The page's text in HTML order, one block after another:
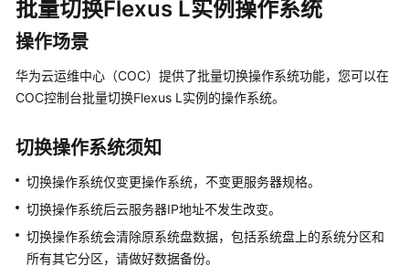
新
态
产
品
绍
快
速
入
门
批量切换Flexus L实例操作系统
操作场景
华为云运维中心（COC）提供了批量切换操作系统功能，您可以在
COC控制台批量切换Flexus L实例的操作系统。
切换操作系统须知
切换操作系统仅变更操作系统，不变更服务器规格。
切换操作系统后云服务器IP地址不发生改变。
切换操作系统会清除原系统盘数据，包括系统盘上的系统分区和
所有其它分区，请做好数据备份。